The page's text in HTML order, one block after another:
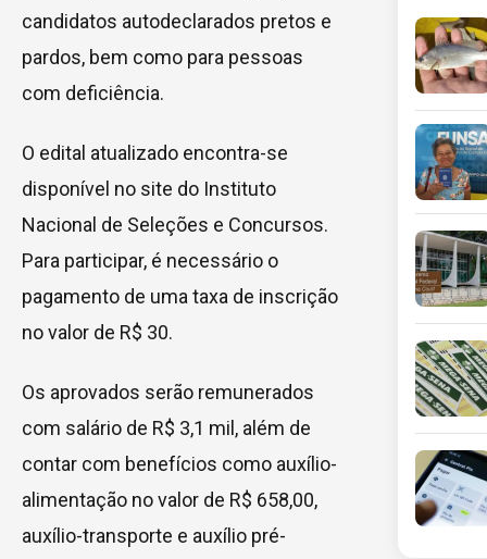
candidatos autodeclarados pretos e
pardos, bem como para pessoas
com deficiência.
O edital atualizado encontra-se
disponível no site do Instituto
Nacional de Seleções e Concursos.
Para participar, é necessário o
pagamento de uma taxa de inscrição
no valor de R$ 30.
Os aprovados serão remunerados
com salário de R$ 3,1 mil, além de
contar com benefícios como auxílio-
alimentação no valor de R$ 658,00,
auxílio-transporte e auxílio pré-